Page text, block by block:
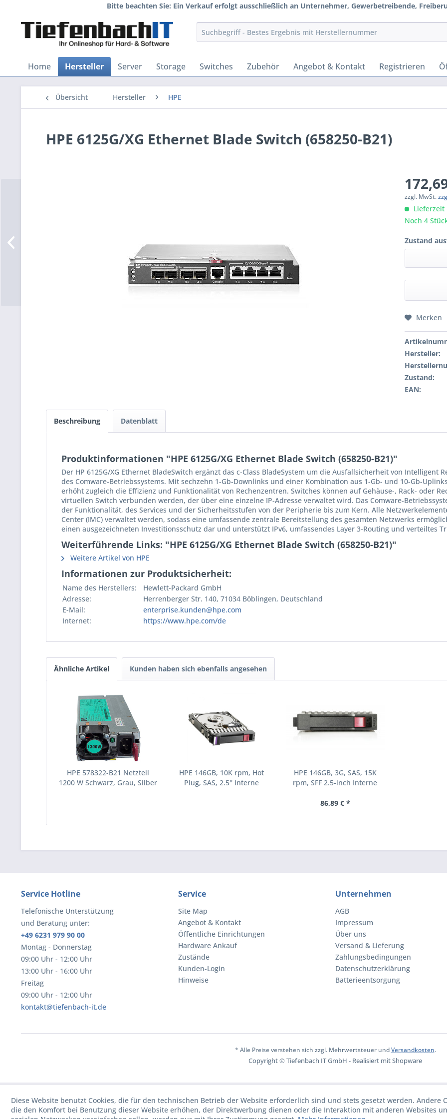
Bitte beachten Sie: Ein Verkauf erfolgt ausschließlich an Unternehmer, Gewerbetreibende,
Home Hersteller Server Storage Switches Zubehör Angebot & Kontakt Registrieren
Übersicht Hersteller HPE
HPE 6125G/XG Ethernet Blade Switch (658250-B21)
zzgl. MwSt.
Lieferzeit
Noch 4
Zustand
Merken
Hersteller:
Zustand:
EAN:
Beschreibung Datenblatt
Produktinformationen "HPE 6125G/XG Ethernet Blade Switch (658250-B21)"
Der HP 6125G/XG Ethernet BladeSwitch ergänzt das c-Class BladeSystem um die Ausfallsicherheit von Intelligent
des Comware-Betriebssystems. Mit sechzehn 1-Gb-Downlinks und einer Kombination aus 1-Gb- und 10-Gb-
erhöht zugleich die Effizienz und Funktionalität von Rechenzentren. Switches können auf Gehäuse-, Rack- oder
virtuellen Switch verbunden werden, der über eine einzelne IP-Adresse verwaltet wird. Das Comware-
der Funktionalität, des Services und der Sicherheitsstufen von der Peripherie bis zum Kern. Alle
Center (IMC) verwaltet werden, sodass eine umfassende zentrale Bereitstellung des gesamten Netzwerks
einen ausgezeichneten Investitionsschutz dar und unterstützt IPv6, umfassendes Layer 3-Routing und verteiltes
Weiterführende Links: "HPE 6125G/XG Ethernet Blade Switch (658250-B21)"
Weitere Artikel von HPE
Informationen zur Produktsicherheit:
Name des Herstellers:
Hewlett-Packard GmbH
Adresse:
Herrenberger Str. 140, 71034 Böblingen, Deutschland
E-Mail:
enterprise.kunden@hpe.com
Internet:
https://www.hpe.com/de
Ähnliche Artikel Kunden haben sich ebenfalls angesehen
HPE 578322-B21 Netzteil
1200 W Schwarz, Grau, Silber
HPE 146GB, 10K rpm, Hot
Plug, SAS, 2.5'' Interne
HPE 146GB, 3G, SAS, 15K
rpm, SFF 2.5-inch Interne
(504062-B21)
86,89 € *
Service Hotline
Telefonische Unterstützung
und Beratung unter:
+49 6231 979 90 00
Montag - Donnerstag
09:00 Uhr - 12:00 Uhr
13:00 Uhr - 16:00 Uhr
Freitag
09:00 Uhr - 12:00 Uhr
kontakt@tiefenbach-it.de
Service
Site Map
Angebot & Kontakt
Öffentliche Einrichtungen
Hardware Ankauf
Zustände
Kunden-Login
Hinweise
Unternehmen
AGB
Impressum
Über uns
Versand & Lieferung
Zahlungsbedingungen
Datenschutzerklärung
Batterieentsorgung
* Alle Preise verstehen sich zzgl. Mehrwertsteuer undVersandkosten.
Copyright © Tiefenbach IT GmbH - Realisiert mit Shopware
Diese Website benutzt Cookies, die für den technischen Betrieb der Website erforderlich sind und stets gesetzt werden. Andere
die den Komfort bei Benutzung dieser Website erhöhen, der Direktwerbung dienen oder die Interaktion mit anderen Websites